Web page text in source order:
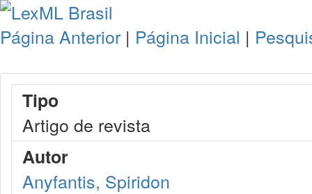
Página Anterior | Página Inicial |
Tipo
Artigo de revista
Autor
Anyfantis, Spiridon